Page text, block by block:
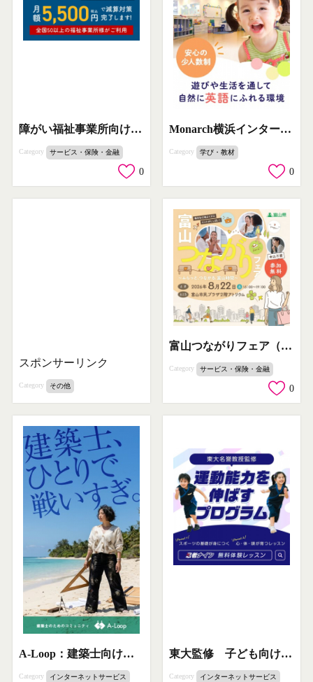
障がい福祉事業所向けスタッフ研修動画サービス
Category サービス・保険・金融
0
Monarch横浜インターナショナル保育園 2027年入園募集
Category 学び・教材
0
スポンサーリンク
Category その他
富山つながりフェア（交流イベント）
Category サービス・保険・金融
0
A-Loop：建築士向け相談コミュニティ
Category インターネットサービス
東大監修 子ども向け運動能力向上プログラム（無料体験あり）
Category インターネットサービス